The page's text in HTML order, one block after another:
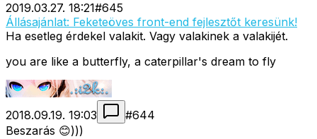
2019.03.27. 18:21#645
Állásajánlat: Feketeöves front-end fejlesztőt keresünk!
Ha esetleg érdekel valakit. Vagy valakinek a valakijét.
you are like a butterfly, a caterpillar's dream to fly
2018.09.19. 19:03 #644
Beszarás 😊)))